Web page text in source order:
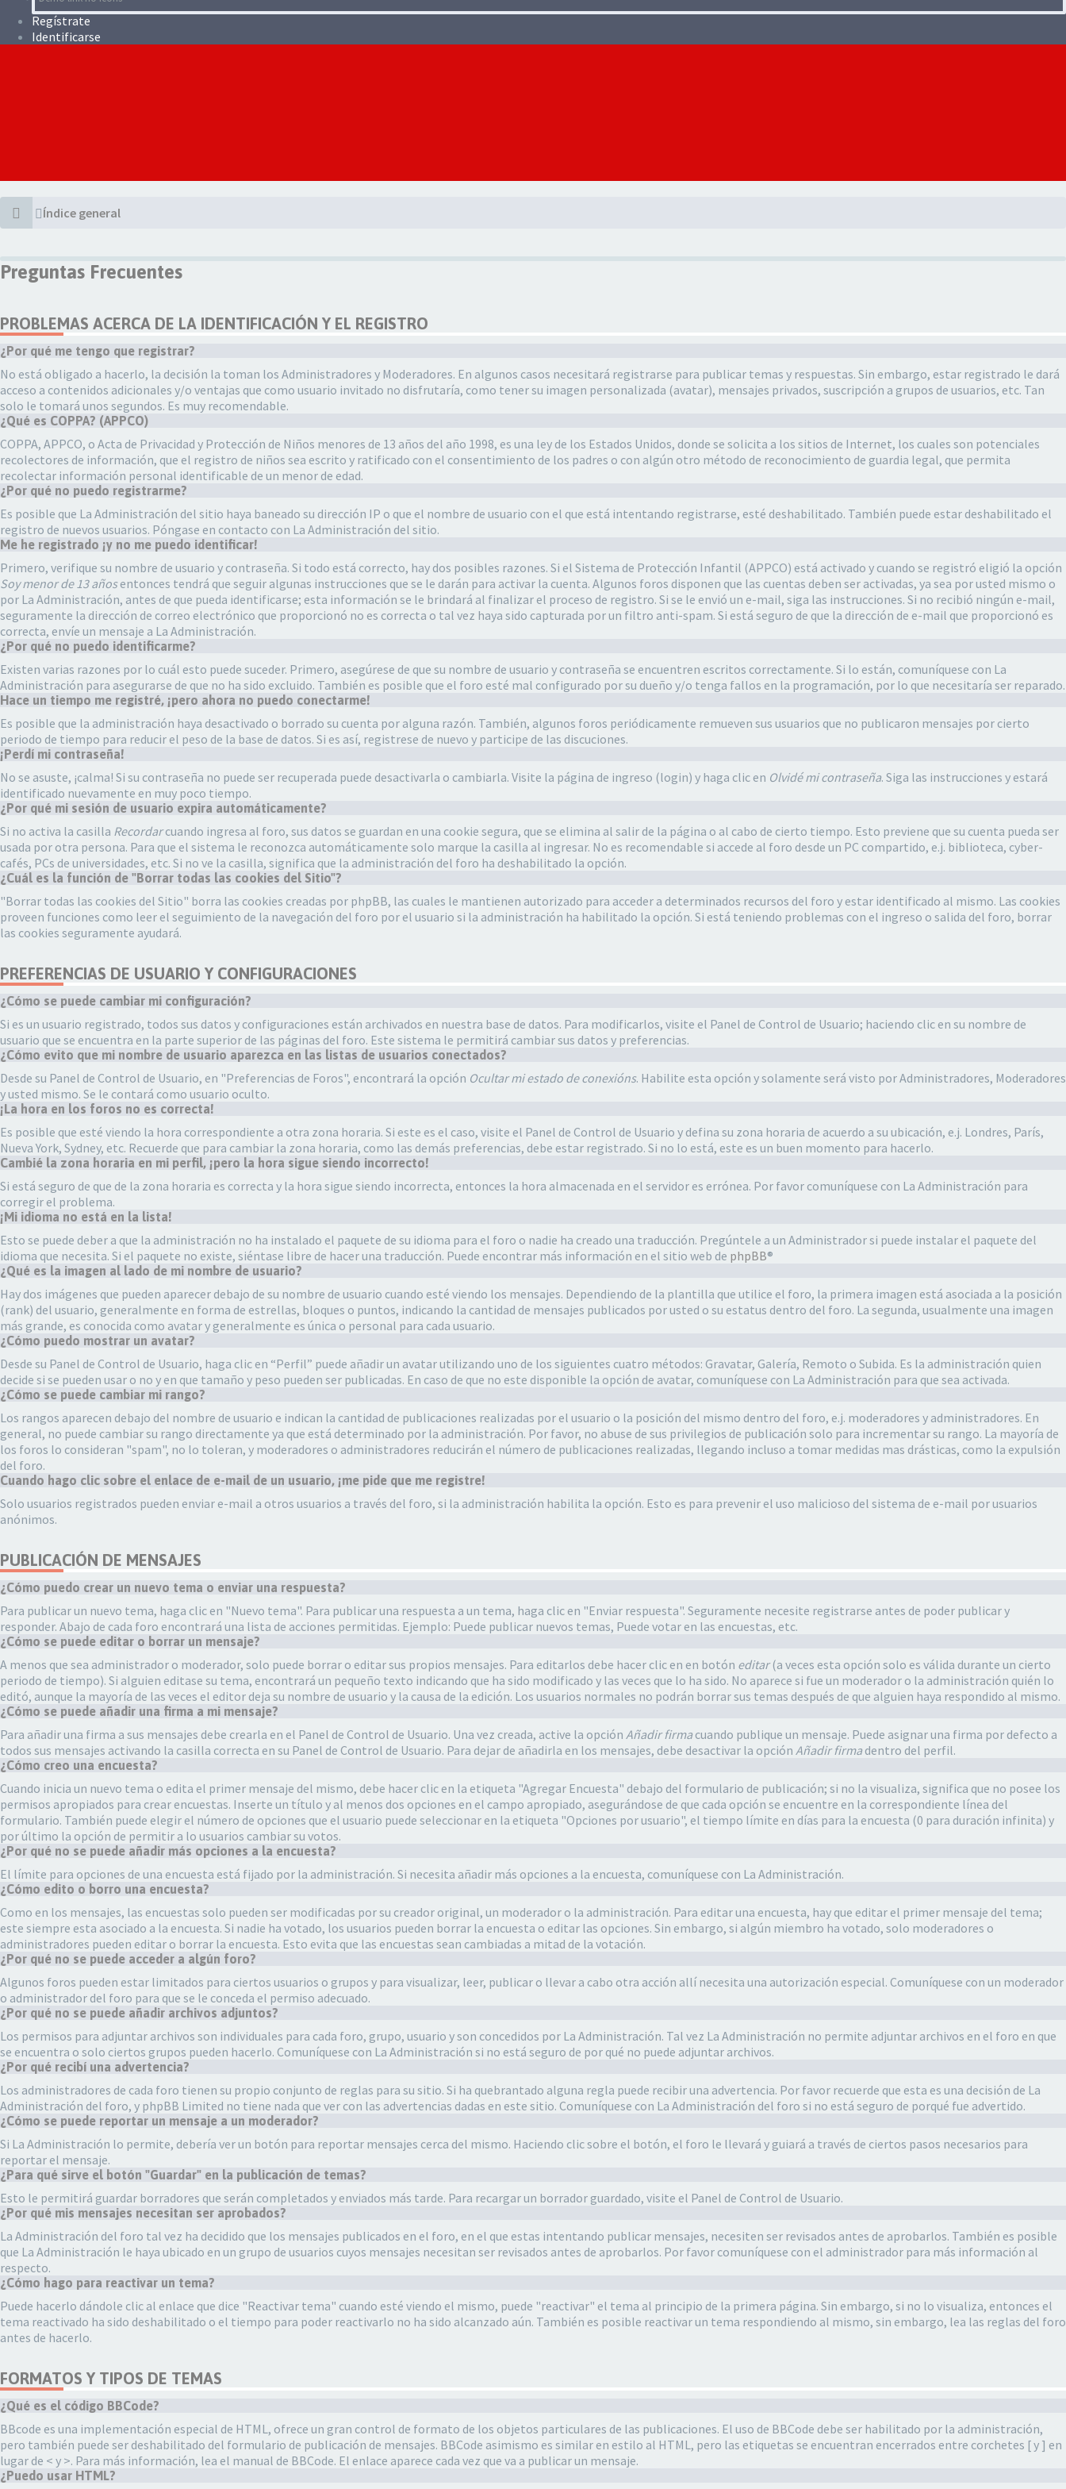
Regístrate
Identificarse
Índice general
Preguntas Frecuentes
PROBLEMAS ACERCA DE LA IDENTIFICACIÓN Y EL REGISTRO
¿Por qué me tengo que registrar?
No está obligado a hacerlo, la decisión la toman los Administradores y Moderadores. En algunos casos necesitará registrarse para publicar temas y respuestas. Sin embargo, estar registrado le dará
acceso a contenidos adicionales y/o ventajas que como usuario invitado no disfrutaría, como tener su imagen personalizada (avatar), mensajes privados, suscripción a grupos de usuarios, etc. Tan
solo le tomará unos segundos. Es muy recomendable.
¿Qué es COPPA? (APPCO)
COPPA, APPCO, o Acta de Privacidad y Protección de Niños menores de 13 años del año 1998, es una ley de los Estados Unidos, donde se solicita a los sitios de Internet, los cuales son potenciales
recolectores de información, que el registro de niños sea escrito y ratificado con el consentimiento de los padres o con algún otro método de reconocimiento de guardia legal, que permita
recolectar información personal identificable de un menor de edad.
¿Por qué no puedo registrarme?
Es posible que La Administración del sitio haya baneado su dirección IP o que el nombre de usuario con el que está intentando registrarse, esté deshabilitado. También puede estar deshabilitado el
registro de nuevos usuarios. Póngase en contacto con La Administración del sitio.
Me he registrado ¡y no me puedo identificar!
Primero, verifique su nombre de usuario y contraseña. Si todo está correcto, hay dos posibles razones. Si el Sistema de Protección Infantil (APPCO) está activado y cuando se registró eligió la opción
Soy menor de 13 añosentonces tendrá que seguir algunas instrucciones que se le darán para activar la cuenta. Algunos foros disponen que las cuentas deben ser activadas, ya sea por usted mismo o
por La Administración, antes de que pueda identificarse; esta información se le brindará al finalizar el proceso de registro. Si se le envió un e-mail, siga las instrucciones. Si no recibió ningún e-mail,
seguramente la dirección de correo electrónico que proporcionó no es correcta o tal vez haya sido capturada por un filtro anti-spam. Si está seguro de que la dirección de e-mail que proporcionó es
correcta, envíe un mensaje a La Administración.
¿Por qué no puedo identificarme?
Existen varias razones por lo cuál esto puede suceder. Primero, asegúrese de que su nombre de usuario y contraseña se encuentren escritos correctamente. Si lo están, comuníquese con La
Administración para asegurarse de que no ha sido excluido. También es posible que el foro esté mal configurado por su dueño y/o tenga fallos en la programación, por lo que necesitaría ser reparado.
Hace un tiempo me registré, ¡pero ahora no puedo conectarme!
Es posible que la administración haya desactivado o borrado su cuenta por alguna razón. También, algunos foros periódicamente remueven sus usuarios que no publicaron mensajes por cierto
periodo de tiempo para reducir el peso de la base de datos. Si es así, registrese de nuevo y participe de las discuciones.
¡Perdí mi contraseña!
No se asuste, ¡calma! Si su contraseña no puede ser recuperada puede desactivarla o cambiarla. Visite la página de ingreso (login) y haga clic en Olvidé mi contraseña. Siga las instrucciones y estará
identificado nuevamente en muy poco tiempo.
¿Por qué mi sesión de usuario expira automáticamente?
Si no activa la casilla Recordarcuando ingresa al foro, sus datos se guardan en una cookie segura, que se elimina al salir de la página o al cabo de cierto tiempo. Esto previene que su cuenta pueda ser
usada por otra persona. Para que el sistema le reconozca automáticamente solo marque la casilla al ingresar. No es recomendable si accede al foro desde un PC compartido, e.j. biblioteca, cyber-
cafés, PCs de universidades, etc. Si no ve la casilla, significa que la administración del foro ha deshabilitado la opción.
¿Cuál es la función de "Borrar todas las cookies del Sitio"?
"Borrar todas las cookies del Sitio" borra las cookies creadas por phpBB, las cuales le mantienen autorizado para acceder a determinados recursos del foro y estar identificado al mismo. Las cookies
proveen funciones como leer el seguimiento de la navegación del foro por el usuario si la administración ha habilitado la opción. Si está teniendo problemas con el ingreso o salida del foro, borrar
las cookies seguramente ayudará.
PREFERENCIAS DE USUARIO Y CONFIGURACIONES
¿Cómo se puede cambiar mi configuración?
Si es un usuario registrado, todos sus datos y configuraciones están archivados en nuestra base de datos. Para modificarlos, visite el Panel de Control de Usuario; haciendo clic en su nombre de
usuario que se encuentra en la parte superior de las páginas del foro. Este sistema le permitirá cambiar sus datos y preferencias.
¿Cómo evito que mi nombre de usuario aparezca en las listas de usuarios conectados?
Desde su Panel de Control de Usuario, en "Preferencias de Foros", encontrará la opción Ocultar mi estado de conexións. Habilite esta opción y solamente será visto por Administradores, Moderadores
y usted mismo. Se le contará como usuario oculto.
¡La hora en los foros no es correcta!
Es posible que esté viendo la hora correspondiente a otra zona horaria. Si este es el caso, visite el Panel de Control de Usuario y defina su zona horaria de acuerdo a su ubicación, e.j. Londres, París,
Nueva York, Sydney, etc. Recuerde que para cambiar la zona horaria, como las demás preferencias, debe estar registrado. Si no lo está, este es un buen momento para hacerlo.
Cambié la zona horaria en mi perfil, ¡pero la hora sigue siendo incorrecto!
Si está seguro de que de la zona horaria es correcta y la hora sigue siendo incorrecta, entonces la hora almacenada en el servidor es errónea. Por favor comuníquese con La Administración para
corregir el problema.
¡Mi idioma no está en la lista!
Esto se puede deber a que la administración no ha instalado el paquete de su idioma para el foro o nadie ha creado una traducción. Pregúntele a un Administrador si puede instalar el paquete del
idioma que necesita. Si el paquete no existe, siéntase libre de hacer una traducción. Puede encontrar más información en el sitio web de phpBB®
¿Qué es la imagen al lado de mi nombre de usuario?
Hay dos imágenes que pueden aparecer debajo de su nombre de usuario cuando esté viendo los mensajes. Dependiendo de la plantilla que utilice el foro, la primera imagen está asociada a la posición
(rank) del usuario, generalmente en forma de estrellas, bloques o puntos, indicando la cantidad de mensajes publicados por usted o su estatus dentro del foro. La segunda, usualmente una imagen
más grande, es conocida como avatar y generalmente es única o personal para cada usuario.
¿Cómo puedo mostrar un avatar?
Desde su Panel de Control de Usuario, haga clic en “Perfil” puede añadir un avatar utilizando uno de los siguientes cuatro métodos: Gravatar, Galería, Remoto o Subida. Es la administración quien
decide si se pueden usar o no y en que tamaño y peso pueden ser publicadas. En caso de que no este disponible la opción de avatar, comuníquese con La Administración para que sea activada.
¿Cómo se puede cambiar mi rango?
Los rangos aparecen debajo del nombre de usuario e indican la cantidad de publicaciones realizadas por el usuario o la posición del mismo dentro del foro, e.j. moderadores y administradores. En
general, no puede cambiar su rango directamente ya que está determinado por la administración. Por favor, no abuse de sus privilegios de publicación solo para incrementar su rango. La mayoría de
los foros lo consideran "spam", no lo toleran, y moderadores o administradores reducirán el número de publicaciones realizadas, llegando incluso a tomar medidas mas drásticas, como la expulsión
del foro.
Cuando hago clic sobre el enlace de e-mail de un usuario, ¡me pide que me registre!
Solo usuarios registrados pueden enviar e-mail a otros usuarios a través del foro, si la administración habilita la opción. Esto es para prevenir el uso malicioso del sistema de e-mail por usuarios
anónimos.
PUBLICACIÓN DE MENSAJES
¿Cómo puedo crear un nuevo tema o enviar una respuesta?
Para publicar un nuevo tema, haga clic en "Nuevo tema". Para publicar una respuesta a un tema, haga clic en "Enviar respuesta". Seguramente necesite registrarse antes de poder publicar y
responder. Abajo de cada foro encontrará una lista de acciones permitidas. Ejemplo: Puede publicar nuevos temas, Puede votar en las encuestas, etc.
¿Cómo se puede editar o borrar un mensaje?
A menos que sea administrador o moderador, solo puede borrar o editar sus propios mensajes. Para editarlos debe hacer clic en en botón editar(a veces esta opción solo es válida durante un cierto
periodo de tiempo). Si alguien editase su tema, encontrará un pequeño texto indicando que ha sido modificado y las veces que lo ha sido. No aparece si fue un moderador o la administración quién lo
editó, aunque la mayoría de las veces el editor deja su nombre de usuario y la causa de la edición. Los usuarios normales no podrán borrar sus temas después de que alguien haya respondido al mismo.
¿Cómo se puede añadir una firma a mi mensaje?
Para añadir una firma a sus mensajes debe crearla en el Panel de Control de Usuario. Una vez creada, active la opción Añadir firma cuando publique un mensaje. Puede asignar una firma por defecto a
todos sus mensajes activando la casilla correcta en su Panel de Control de Usuario. Para dejar de añadirla en los mensajes, debe desactivar la opción Añadir firma dentro del perfil.
¿Cómo creo una encuesta?
Cuando inicia un nuevo tema o edita el primer mensaje del mismo, debe hacer clic en la etiqueta "Agregar Encuesta" debajo del formulario de publicación; si no la visualiza, significa que no posee los
permisos apropiados para crear encuestas. Inserte un título y al menos dos opciones en el campo apropiado, asegurándose de que cada opción se encuentre en la correspondiente línea del
formulario. También puede elegir el número de opciones que el usuario puede seleccionar en la etiqueta "Opciones por usuario", el tiempo límite en días para la encuesta (0 para duración infinita) y
por último la opción de permitir a lo usuarios cambiar su votos.
¿Por qué no se puede añadir más opciones a la encuesta?
El límite para opciones de una encuesta está fijado por la administración. Si necesita añadir más opciones a la encuesta, comuníquese con La Administración.
¿Cómo edito o borro una encuesta?
Como en los mensajes, las encuestas solo pueden ser modificadas por su creador original, un moderador o la administración. Para editar una encuesta, hay que editar el primer mensaje del tema;
este siempre esta asociado a la encuesta. Si nadie ha votado, los usuarios pueden borrar la encuesta o editar las opciones. Sin embargo, si algún miembro ha votado, solo moderadores o
administradores pueden editar o borrar la encuesta. Esto evita que las encuestas sean cambiadas a mitad de la votación.
¿Por qué no se puede acceder a algún foro?
Algunos foros pueden estar limitados para ciertos usuarios o grupos y para visualizar, leer, publicar o llevar a cabo otra acción allí necesita una autorización especial. Comuníquese con un moderador
o administrador del foro para que se le conceda el permiso adecuado.
¿Por qué no se puede añadir archivos adjuntos?
Los permisos para adjuntar archivos son individuales para cada foro, grupo, usuario y son concedidos por La Administración. Tal vez La Administración no permite adjuntar archivos en el foro en que
se encuentra o solo ciertos grupos pueden hacerlo. Comuníquese con La Administración si no está seguro de por qué no puede adjuntar archivos.
¿Por qué recibí una advertencia?
Los administradores de cada foro tienen su propio conjunto de reglas para su sitio. Si ha quebrantado alguna regla puede recibir una advertencia. Por favor recuerde que esta es una decisión de La
Administración del foro, y phpBB Limited no tiene nada que ver con las advertencias dadas en este sitio. Comuníquese con La Administración del foro si no está seguro de porqué fue advertido.
¿Cómo se puede reportar un mensaje a un moderador?
Si La Administración lo permite, debería ver un botón para reportar mensajes cerca del mismo. Haciendo clic sobre el botón, el foro le llevará y guiará a través de ciertos pasos necesarios para
reportar el mensaje.
¿Para qué sirve el botón "Guardar" en la publicación de temas?
Esto le permitirá guardar borradores que serán completados y enviados más tarde. Para recargar un borrador guardado, visite el Panel de Control de Usuario.
¿Por qué mis mensajes necesitan ser aprobados?
La Administración del foro tal vez ha decidido que los mensajes publicados en el foro, en el que estas intentando publicar mensajes, necesiten ser revisados antes de aprobarlos. También es posible
que La Administración le haya ubicado en un grupo de usuarios cuyos mensajes necesitan ser revisados antes de aprobarlos. Por favor comuníquese con el administrador para más información al
respecto.
¿Cómo hago para reactivar un tema?
Puede hacerlo dándole clic al enlace que dice "Reactivar tema" cuando esté viendo el mismo, puede "reactivar" el tema al principio de la primera página. Sin embargo, si no lo visualiza, entonces el
tema reactivado ha sido deshabilitado o el tiempo para poder reactivarlo no ha sido alcanzado aún. También es posible reactivar un tema respondiendo al mismo, sin embargo, lea las reglas del foro
antes de hacerlo.
FORMATOS Y TIPOS DE TEMAS
¿Qué es el código BBCode?
BBcode es una implementación especial de HTML, ofrece un gran control de formato de los objetos particulares de las publicaciones. El uso de BBCode debe ser habilitado por la administración,
pero también puede ser deshabilitado del formulario de publicación de mensajes. BBCode asimismo es similar en estilo al HTML, pero las etiquetas se encuentran encerrados entre corchetes [ y ] en
lugar de < y >. Para más información, lea el manual de BBCode. El enlace aparece cada vez que va a publicar un mensaje.
¿Puedo usar HTML?